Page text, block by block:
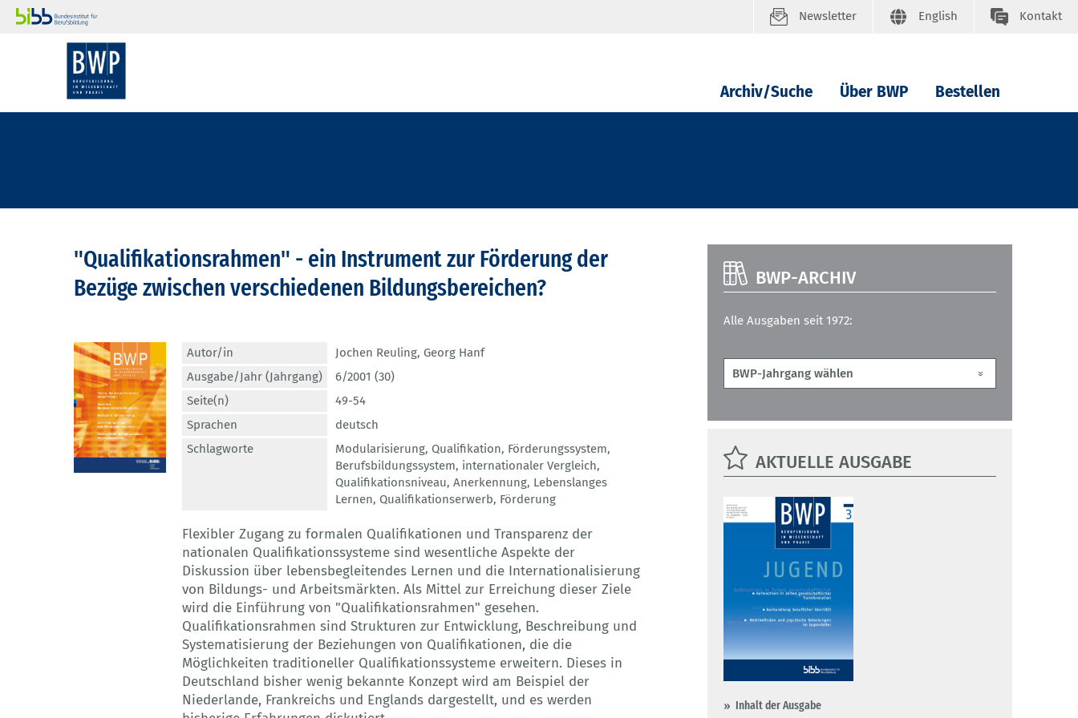
Newsletter English Kontakt
Archiv/Suche Über BWP Bestellen
"Qualifikationsrahmen" - ein Instrument zur Förderung der
Bezüge zwischen verschiedenen Bildungsbereichen?
Autor/in Jochen Reuling, Georg Hanf
Ausgabe/Jahr (Jahrgang)
6/2001 (30)
Seite(n)
49-54
Sprachen
deutsch
Schlagworte
Modularisierung, Qualifikation, Förderungssystem,
Berufsbildungssystem, internationaler Vergleich,
Qualifikationsniveau, Anerkennung, Lebenslanges
Lernen, Qualifikationserwerb, Förderung
Flexibler Zugang zu formalen Qualifikationen und Transparenz der
nationalen Qualifikationssysteme sind wesentliche Aspekte der
Diskussion über lebensbegleitendes Lernen und die Internationalisierung
von Bildungs- und Arbeitsmärkten. Als Mittel zur Erreichung dieser Ziele
wird die Einführung von "Qualifikationsrahmen" gesehen.
Qualifikationsrahmen sind Strukturen zur Entwicklung, Beschreibung und
Systematisierung der Beziehungen von Qualifikationen, die die
Möglichkeiten traditioneller Qualifikationssysteme erweitern. Dieses in
Deutschland bisher wenig bekannte Konzept wird am Beispiel der
Niederlande, Frankreichs und Englands dargestellt, und es werden
BWP-ARCHIV
Alle Ausgaben seit 1972:
AKTUELLE AUSGABE
Inhalt der Ausgabe